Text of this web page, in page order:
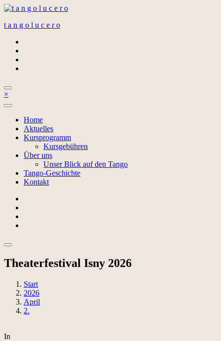
Zum
springen
t a n g o l u c e r o
×
Home
Aktuelles
Kursprogramm
Kursgebühren
Über uns
Unser Blick auf den Tango
Tango-Geschichte
Kontakt
Theaterfestival Isny 2026
Start
2026
April
2.
In